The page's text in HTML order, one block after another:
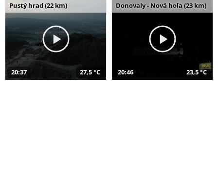
Pustý hrad (22 km)
20:37 27,5 °C
Donovaly - Nová hoľa (23 km)
20:46 23,5 °C